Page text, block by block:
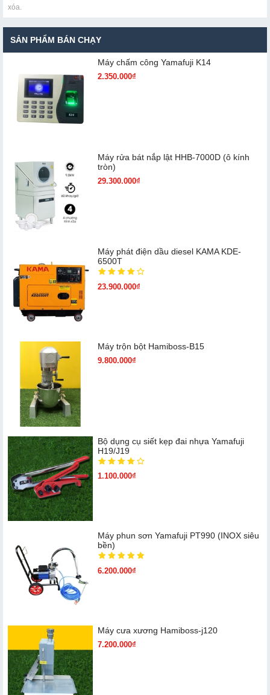
xóa.
SẢN PHẨM BÁN CHẠY
Máy chấm cô​ng Yamafuji K14
2.350.000₫
Máy rửa bát nắp lật HHB-7000D (ô kính
tròn)
29.300.000₫
Máy phát điện dầu diesel KAMA KDE-
6500T
23.900.000₫
Máy trộn bột Hamiboss-B15
9.800.000₫
Bộ dụng cụ siết kẹp đai nhựa Yamafuji
H19/J19
1.100.000₫
Máy phun sơn Yamafuji PT990 (INOX siêu
bền)
6.200.000₫
Máy cưa xương Hamiboss-j120
7.200.000₫